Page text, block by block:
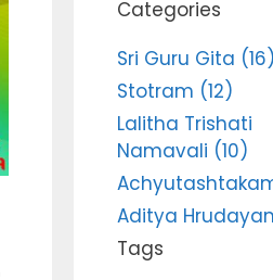
Categories
Sri Guru Gita (16)
Stotram (12)
Lalitha Trishati
Namavali (10)
Aditya
Tags